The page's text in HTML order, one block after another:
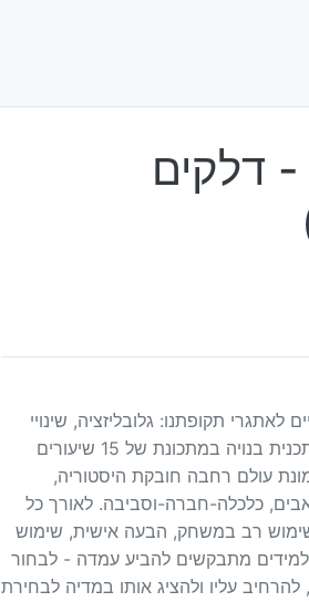
דלקים
תקופתנו: גלובליזציה, שינויי
אקלים ומשבר סביבתי אשר משפיעים על כל אחד מאיתנו. התכנית בנויה במתכונת של 15 שיעורים
עולם רחבה חובקת היסטוריה,
כלכלה-חברה-וסביבה. לאורך כל
רב במשחק, הבעה אישית, שימוש
מתבקשים להביע עמדה - לבחור
עליו ולהציג אותו במדיה לבחירת